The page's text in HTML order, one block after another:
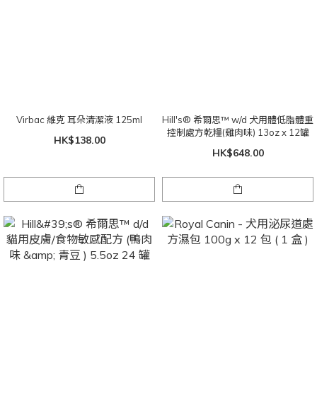
Virbac 維克 耳朵清潔液 125ml
HK$138.00
Hill's® 希爾思™ w/d 犬用體低脂體重
控制處方乾糧(雞肉味) 13oz x 12罐
HK$648.00